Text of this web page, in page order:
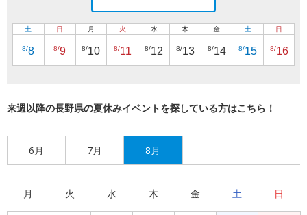
土
8/8
日
8/9
月
8/10
火
8/11
水
8/12
木
8/13
金
8/14
土
8/15
日
8/16
来週以降の長野県の夏休みイベントを探している方はこちら！
6月 7月 8月
月 火 水 木 金 土 日